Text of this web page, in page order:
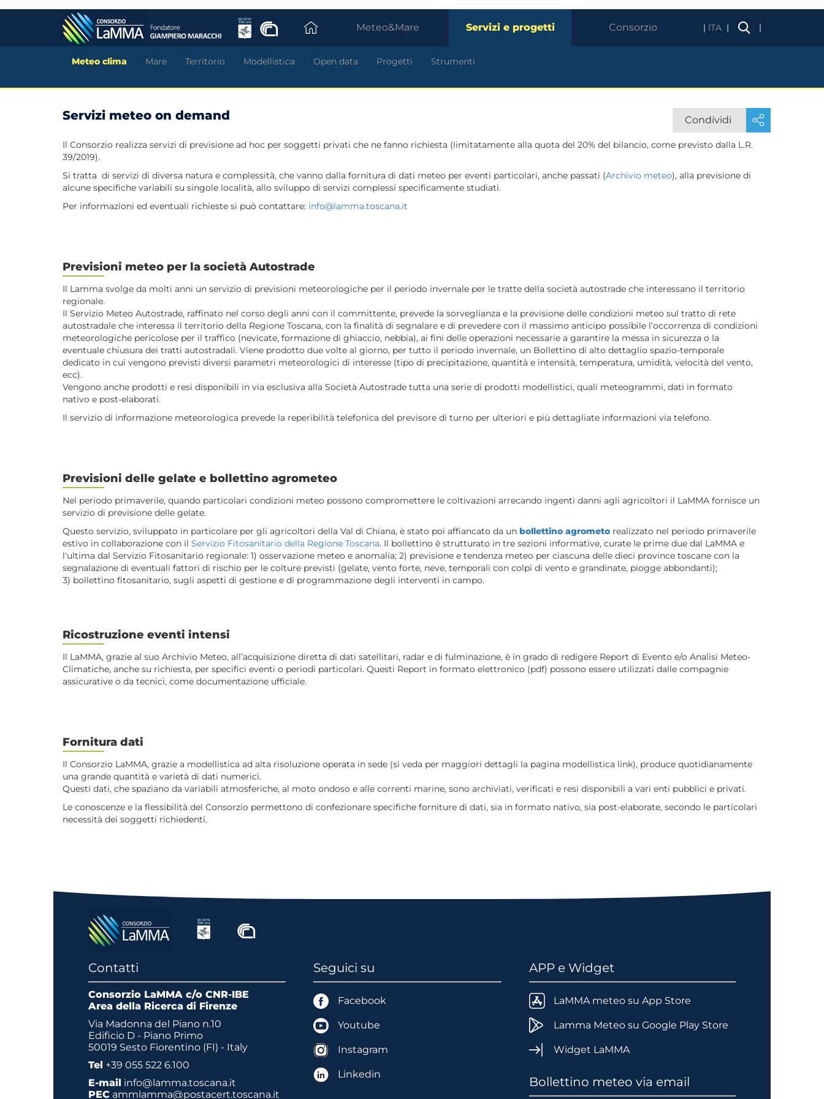
Meteo&Mare Servizi e progetti
Meteo clima Mare Territorio Modellistica Open data Progetti Strumenti
Consorzio ITA |
Servizi meteo on demand Condividi
Il Consorzio realizza servizi di previsione ad hoc per soggetti privati che ne fanno richiesta (limitatamente alla quota del 20% del bilancio, come previsto dalla L.R.
39/2019).
Si tratta di servizi di diversa natura e complessità, che vanno dalla fornitura di dati meteo per eventi particolari, anche passati (Archivio meteo), alla previsione di
alcune specifiche variabili su singole località, allo sviluppo di servizi complessi specificamente studiati.
Per informazioni ed eventuali richieste si può contattare: info@lamma.toscana.it
Previsioni meteo per la società Autostrade
Il Lamma svolge da molti anni un servizio di previsioni meteorologiche per il periodo invernale per le tratte della società autostrade che interessano il territorio
regionale.
Il Servizio Meteo Autostrade, raffinato nel corso degli anni con il committente, prevede la sorveglianza e la previsione delle condizioni meteo sul tratto di rete
autostradale che interessa il territorio della Regione Toscana, con la finalità di segnalare e di prevedere con il massimo anticipo possibile l’occorrenza di condizioni
meteorologiche pericolose per il traffico (nevicate, formazione di ghiaccio, nebbia), ai fini delle operazioni necessarie a garantire la messa in sicurezza o la
eventuale chiusura dei tratti autostradali. Viene prodotto due volte al giorno, per tutto il periodo invernale, un Bollettino di alto dettaglio spazio-temporale
dedicato in cui vengono previsti diversi parametri meteorologici di interesse (tipo di precipitazione, quantità e intensità, temperatura, umidità, velocità del vento,
ecc).
Vengono anche prodotti e resi disponibili in via esclusiva alla Società Autostrade tutta una serie di prodotti modellistici, quali meteogrammi, dati in formato
nativo e post-elaborati.
Il servizio di informazione meteorologica prevede la reperibilità telefonica del previsore di turno per ulteriori e più dettagliate informazioni via telefono.
Previsioni delle gelate e bollettino agrometeo
Nel periodo primaverile, quando particolari condizioni meteo possono compromettere le coltivazioni arrecando ingenti danni agli agricoltori il LaMMA fornisce un
servizio di previsione delle gelate.
Questo servizio, sviluppato in particolare per gli agricoltori della Val di Chiana, è stato poi affiancato da un bollettino agrometo realizzato nel periodo primaverile
estivo in collaborazione con il Servizio Fitosanitario della Regione Toscana. Il bollettino è strutturato in tre sezioni informative, curate le prime due dal LaMMA e
l'ultima dal Servizio Fitosanitario regionale: 1) osservazione meteo e anomalia; 2) previsione e tendenza meteo per ciascuna delle dieci province toscane con la
segnalazione di eventuali fattori di rischio per le colture previsti (gelate, vento forte, neve, temporali con colpi di vento e grandinate, piogge abbondanti);
3) bollettino fitosanitario, sugli aspetti di gestione e di programmazione degli interventi in campo.
Ricostruzione eventi intensi
Il LaMMA, grazie al suo Archivio Meteo, all’acquisizione diretta di dati satellitari, radar e di fulminazione, è in grado di redigere Report di Evento e/o Analisi Meteo-
Climatiche, anche su richiesta, per specifici eventi o periodi particolari. Questi Report in formato elettronico (pdf) possono essere utilizzati dalle compagnie
assicurative o da tecnici, come documentazione ufficiale.
Fornitura dati
Il Consorzio LaMMA, grazie a modellistica ad alta risoluzione operata in sede (si veda per maggiori dettagli la pagina modellistica link), produce quotidianamente
una grande quantità e varietà di dati numerici.
Questi dati, che spaziano da variabili atmosferiche, al moto ondoso e alle correnti marine, sono archiviati, verificati e resi disponibili a vari enti pubblici e privati.
Le conoscenze e la flessibilità del Consorzio permettono di confezionare specifiche forniture di dati, sia in formato nativo, sia post-elaborate, secondo le particolari
necessità dei soggetti richiedenti.
Contatti
Consorzio LaMMA c/o CNR-IBE
Area della Ricerca di Firenze
Via Madonna del Piano n.10
Edificio D - Piano Primo
50019 Sesto Fiorentino (FI) - Italy
Tel +39 055 522 6.100
E-mail info@lamma.toscana.it
PEC ammlamma@postacert.toscana.it
Seguici su
Facebook
Youtube
Instagram
Linkedin
APP e Widget
LaMMA meteo su App Store
Lamma Meteo su Google Play Store
Widget LaMMA
Bollettino meteo via email